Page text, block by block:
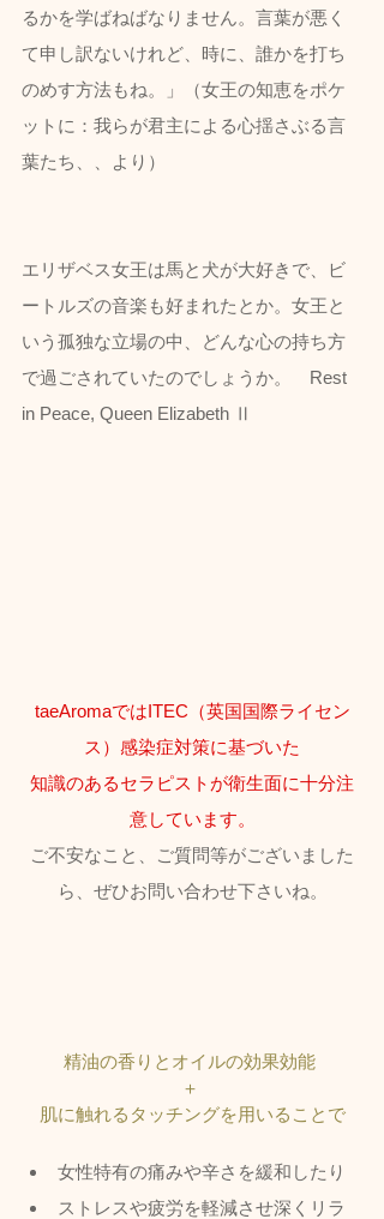
るかを学ばねばなりません。言葉が悪く
て申し訳ないけれど、時に、誰かを打ち
のめす方法もね。」（女王の知恵をポケ
ットに：我らが君主による心揺さぶる言
葉たち、、より）
エリザベス女王は馬と犬が大好きで、ビ
ートルズの音楽も好まれたとか。女王と
いう孤独な立場の中、どんな心の持ち方
で過ごされていたのでしょうか。　Rest
in Peace, Queen Elizabeth Ⅱ
taeAromaではITEC（英国国際ライセン
ス）感染症対策に基づいた
知識のあるセラピストが衛生面に十分注
意しています。
ご不安なこと、ご質問等がございました
ら、ぜひお問い合わせ下さいね。
精油の香りとオイルの効果効能
＋
肌に触れるタッチングを用いることで
女性特有の痛みや辛さを緩和したり
ストレスや疲労を軽減させ深くリラ